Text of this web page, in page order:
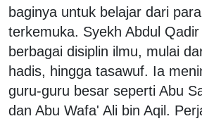
baginya untuk belajar dari
terkemuka. Syekh Abdul
berbagai disiplin ilmu, mulai
hadis, hingga tasawuf. Ia
guru-guru besar seperti Abu
dan Abu Wafa' Ali bin Aqil.